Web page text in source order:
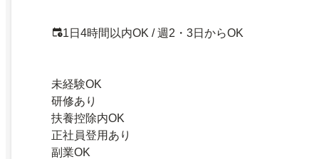
1日4時間以内OK / 週2・3日からOK
未経験OK
研修あり
扶養控除内OK
正社員登用あり
副業OK